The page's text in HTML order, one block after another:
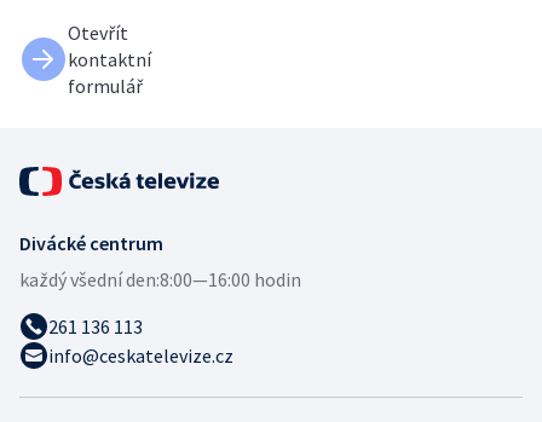
Otevřít
kontaktní
formulář
Divácké centrum
každý všední den:8:00—16:00 hodin
261 136 113
info@ceskatelevize.cz